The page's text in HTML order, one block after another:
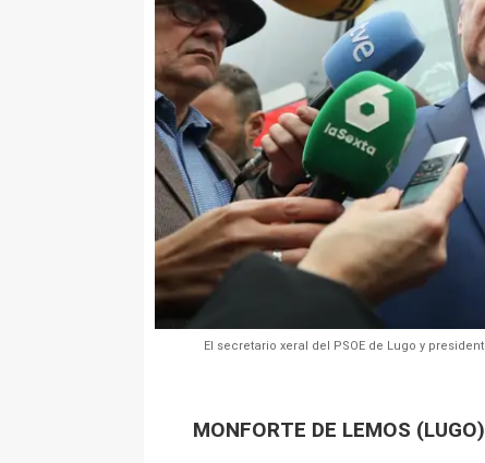
El secretario xeral del PSOE de Lugo y
MONFORTE DE LEMOS